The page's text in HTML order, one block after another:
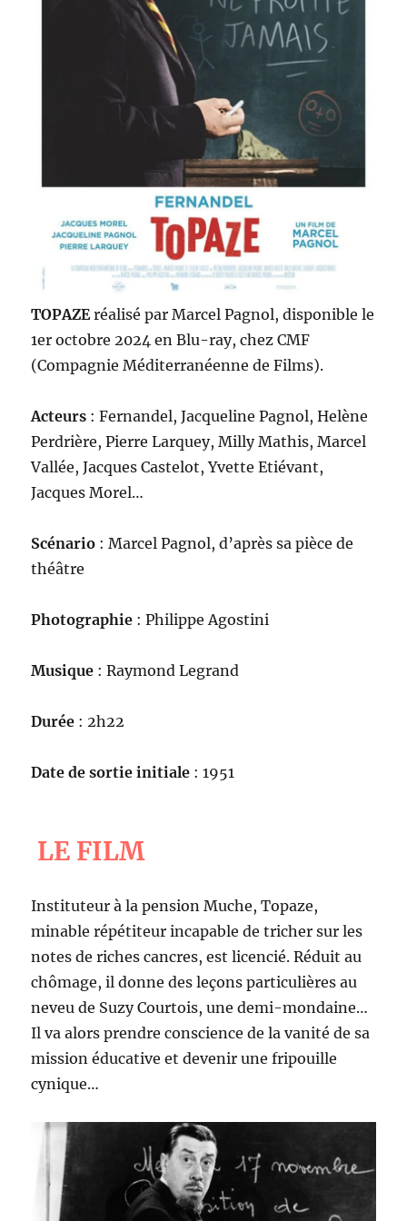
TOPAZEréalisé par Marcel Pagnol, disponible le
1er octobre 2024 en Blu-ray, chez CMF
(Compagnie Méditerranéenne de Films).
Acteurs : Fernandel, Jacqueline Pagnol, Helène
Perdrière, Pierre Larquey, Milly Mathis, Marcel
Vallée, Jacques Castelot, Yvette Etiévant,
Jacques Morel…
Scénario : Marcel Pagnol, d’après sa pièce de
théâtre
Photographie : Philippe Agostini
Musique : Raymond Legrand
Durée : 2h22
Date de sortie initiale : 1951
LE FILM
Instituteur à la pension Muche, Topaze,
minable répétiteur incapable de tricher sur les
notes de riches cancres, est licencié. Réduit au
chômage, il donne des leçons particulières au
neveu de Suzy Courtois, une demi-mondaine…
Il va alors prendre conscience de la vanité de sa
mission éducative et devenir une fripouille
cynique…